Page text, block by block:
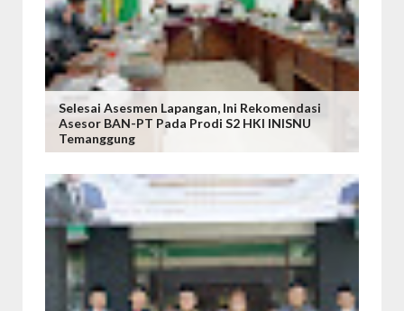
Selesai Asesmen Lapangan, Ini Rekomendasi
Asesor BAN-PT Pada Prodi S2 HKI INISNU
Temanggung